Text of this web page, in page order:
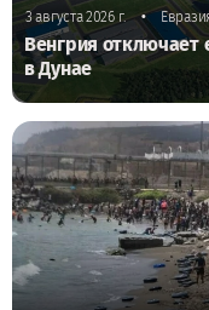
3 августа 2026 г. •
Венгрия отключает
в Дунае